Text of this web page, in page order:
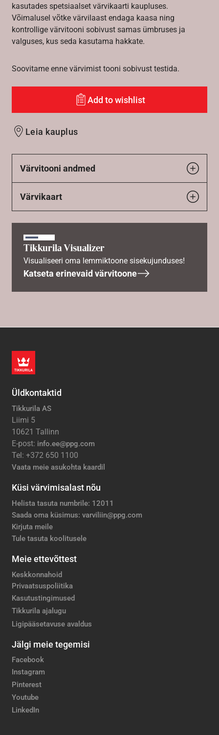
kasutades spetsiaalset värvikaarti kaupluses.
Võimalusel võtke värvilaast endaga kaasa ning
kontrollige värvitooni sobivust samas ümbruses ja
valguses, kus seda kasutama hakkate.
Soovitame enne värvimist tooni sobivust testida.
Add to wishlist
Leia kauplus
Värvitooni andmed
Värvikaart
Tikkurila Visualizer
Visualiseeri oma lemmiktoone sisekujunduses!
Katseta erinevaid värvitoone
Üldkontaktid
Tikkurila AS
Liimi 5
10621 Tallinn
E-post: info.ee@ppg.com
Tel: +372 650 1100
Vaata meie asukohta kaardil
Küsi värvimisalast nõu
Helista tasuta numbrile: 12011
Saada oma küsimus: varviliin@ppg.com
Kirjuta meile
Tule tasuta koolitusele
Meie ettevõttest
Keskkonnahoid
Privaatsuspoliitika
Kasutustingimused
Tikkurila ajalugu
Ligipääsetavuse avaldus
Jälgi meie tegemisi
Facebook
Instagram
Pinterest
Youtube
LinkedIn